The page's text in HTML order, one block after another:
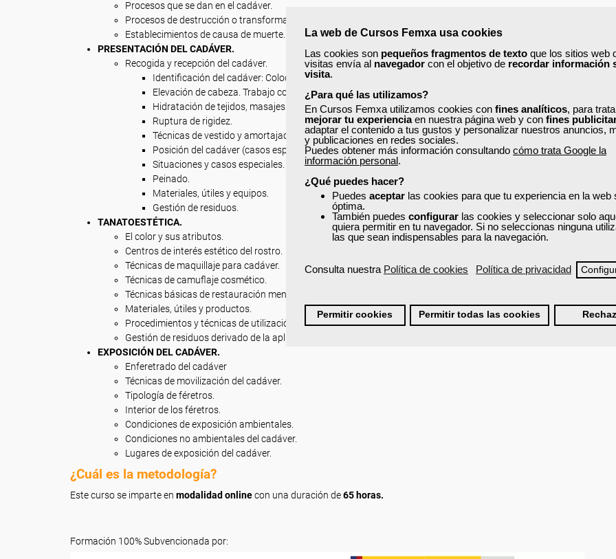
La web de Cursos Femxa usa cookies
Las cookies son pequeños fragmentos de texto que los sitios web
visitas envía al navegador con el objetivo de recordar información
visita.
¿Para qué las utilizamos?
En Cursos Femxa utilizamos cookies con fines analíticos, para
mejorar tu experienciaen nuestra página web y con fines
adaptar el contenido a tus gustos y personalizar nuestros anuncios,
y publicaciones en redes sociales.
Puedes obtener más información consultando cómo trata Google la
información personal.
¿Qué puedes hacer?
Puedes aceptar las cookies para que tu experiencia en la web
óptima.
También puedes configurar las cookies y seleccionar solo
quiera permitir en tu navegador. Si no seleccionas ninguna
las que sean indispensables para la navegación.
Consulta nuestra Política de cookies Política de privacidad
Permitir cookies Permitir todas las cookies
Procesos que se dan en el cadáver.
Procesos de destrucción o transformación del cadáver.
Establecimientos de causa de muerte.
PRESENTACIÓN DEL CADÁVER.
Recogida y recepción del cadáver.
Identificación del cadáver: Colocación del cadáver.
Elevación de cabeza. Trabajo con el cadáver: Aseado del cuerpo.
Hidratación de tejidos, masajes y eliminación de livideces.
Ruptura de rigidez.
Técnicas de vestido y amortajado del cadáver.
Posición del cadáver (casos especiales).
Situaciones y casos especiales.
Peinado.
Materiales, útiles y equipos.
Gestión de residuos.
TANATOESTÉTICA.
El color y sus atributos.
Centros de interés estético del rostro.
Técnicas de maquillaje para cadáver.
Técnicas de camuflaje cosmético.
Técnicas básicas de restauración menor.
Materiales, útiles y productos.
Procedimientos y técnicas de utilización de los diferentes productos.
Gestión de residuos derivado de la aplicación de técnicas de tanatoestética.
EXPOSICIÓN DEL CADÁVER.
Enferetrado del cadáver
Técnicas de movilización del cadáver.
Tipología de féretros.
Interior de los féretros.
Condiciones de exposición ambientales.
Condiciones no ambientales del cadáver.
Lugares de exposición del cadáver.
¿Cuál es la metodología?
Este curso se imparte en modalidad onlinecon una duración de65 horas.
Formación 100% Subvencionada por: